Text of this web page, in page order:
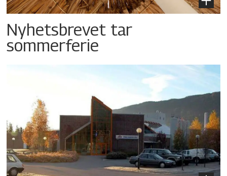
Nyhetsbrevet tar
sommerferie